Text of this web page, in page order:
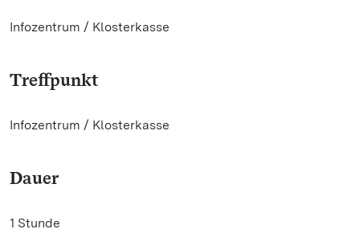
Infozentrum / Klosterkasse
Treffpunkt
Infozentrum / Klosterkasse
Dauer
1 Stunde